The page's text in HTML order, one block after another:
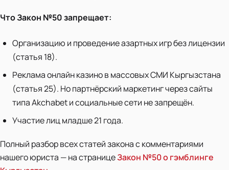
Что Закон №50 запрещает:
Организацию и проведение азартных игр без лицензии
(статья 18).
Реклама онлайн казино в массовых СМИ Кыргызстана
(статья 25). Но партнёрский маркетинг через сайты
типа Akchabet и социальные сети не запрещён.
Участие лиц младше 21 года.
Полный разбор всех статей закона с комментариями
нашего юриста — на страницеЗакон №50 о гэмблинге